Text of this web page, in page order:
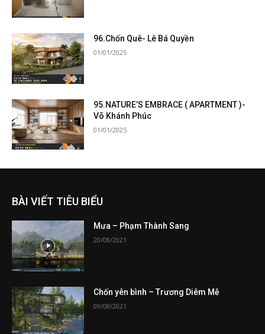
96.Chốn Quê- Lê Bá Quyền
01/01/2025
95.NATURE’S EMBRACE ( APARTMENT )-
Võ Khánh Phúc
01/01/2025
BÀI VIẾT TIÊU BIỂU
Mưa – Phạm Thành Sang
20/08/2021
Chốn yên bình – Trương Diêm Mễ
09/08/2021